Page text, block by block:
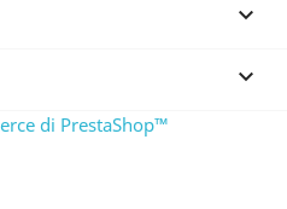


di PrestaShop™